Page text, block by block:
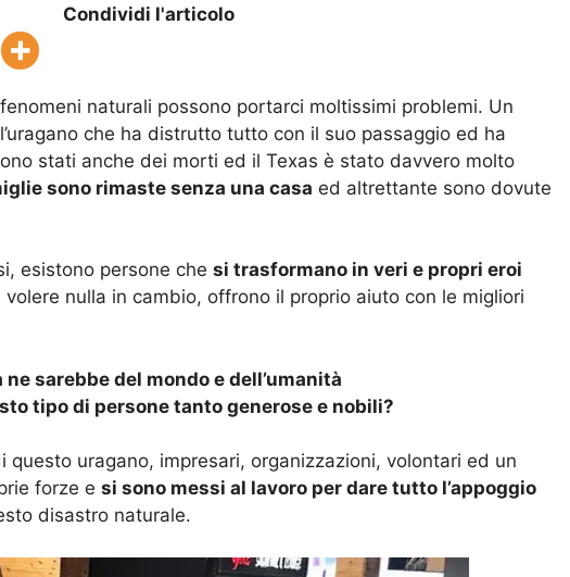
Condividi l'articolo
naturali possono portarci moltissimi problemi. Un
che ha distrutto tutto con il suo passaggio ed ha
stati anche dei morti ed il Texas è stato davvero molto
sono rimaste senza una casa ed altrettante sono dovute
esistono persone che si trasformano in veri e propri eroi
volere nulla in cambio, offrono il proprio aiuto con le migliori
ne sarebbe del mondo e dell’umanità
tipo di persone tanto generose e nobili?
questo uragano, impresari, organizzazioni, volontari ed un
forze e si sono messi al lavoro per dare tutto l’appoggio
disastro naturale.